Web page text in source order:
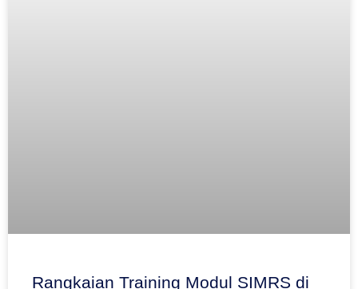
Rangkaian Training Modul SIMRS di